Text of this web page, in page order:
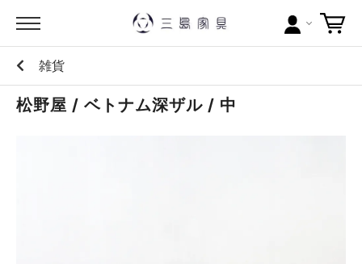
カテゴリー
ブランドから探す
雑貨
松野屋 / ベトナム深ザル / 中